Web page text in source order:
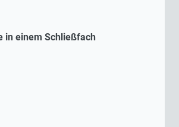
in einem Schließfach